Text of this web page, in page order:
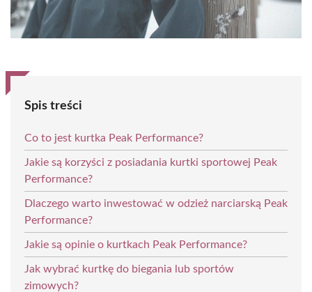
Spis treści
Co to jest kurtka Peak Performance?
Jakie są korzyści z posiadania kurtki sportowej Peak
Performance?
Dlaczego warto inwestować w odzież narciarską Peak
Performance?
Jakie są opinie o kurtkach Peak Performance?
Jak wybrać kurtkę do biegania lub sportów
zimowych?